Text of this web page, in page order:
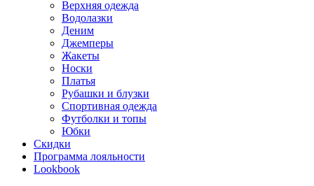
Верхняя одежда
Водолазки
Деним
Джемперы
Жакеты
Носки
Платья
Рубашки и блузки
Спортивная одежда
Футболки и топы
Юбки
Скидки
Программа лояльности
Lookbook